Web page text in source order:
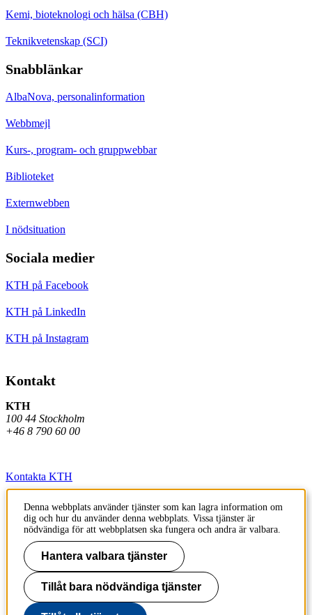
Kemi, bioteknologi och hälsa (CBH)
Teknikvetenskap (SCI)
Snabblänkar
AlbaNova, personalinformation
Webbmejl
Kurs-, program- och gruppwebbar
Biblioteket
Externwebben
I nödsituation
Sociala medier
KTH på Facebook
KTH på LinkedIn
KTH på Instagram
Kontakt
KTH
100 44 Stockholm
+46 8 790 60 00
Kontakta KTH
Jobba på KTH
Press och media
Faktura och betalning KTH
Om KTH:s webbplatser
Tillgänglighetsredogörelse
Denna webbplats använder tjänster som kan lagra information om
dig och hur du använder denna webbplats. Vissa tjänster är
nödvändiga för att webbplatsen ska fungera och andra är valbara.
Hantera valbara tjänster
Tillåt bara nödvändiga tjänster